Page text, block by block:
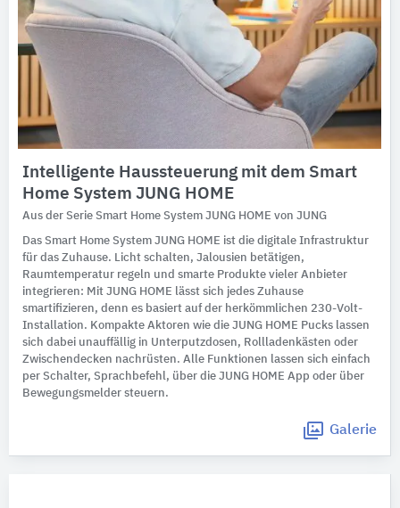
Expertenprofile
Intelligente Haussteuerung mit dem Smart
Home System JUNG HOME
Aus der Serie Smart Home System JUNG HOME von JUNG
Das Smart Home System JUNG HOME ist die digitale Infrastruktur
für das Zuhause. Licht schalten, Jalousien betätigen,
Raumtemperatur regeln und smarte Produkte vieler Anbieter
integrieren: Mit JUNG HOME lässt sich jedes Zuhause
smartifizieren, denn es basiert auf der herkömmlichen 230-Volt-
Installation. Kompakte Aktoren wie die JUNG HOME Pucks lassen
sich dabei unauffällig in Unterputzdosen, Rollladenkästen oder
Zwischendecken nachrüsten. Alle Funktionen lassen sich einfach
per Schalter, Sprachbefehl, über die JUNG HOME App oder über
Bewegungsmelder steuern.
Galerie